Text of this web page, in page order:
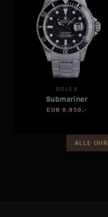
ROLEX
Submariner
EUR 9.950,-
ALLE